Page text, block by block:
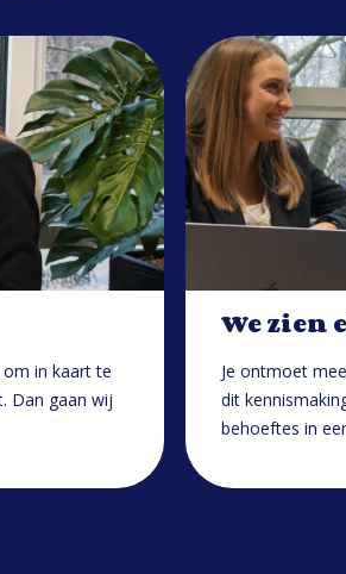
in kaart te
Dan gaan wij
We zien
Je ontmoet
dit
behoeftes in